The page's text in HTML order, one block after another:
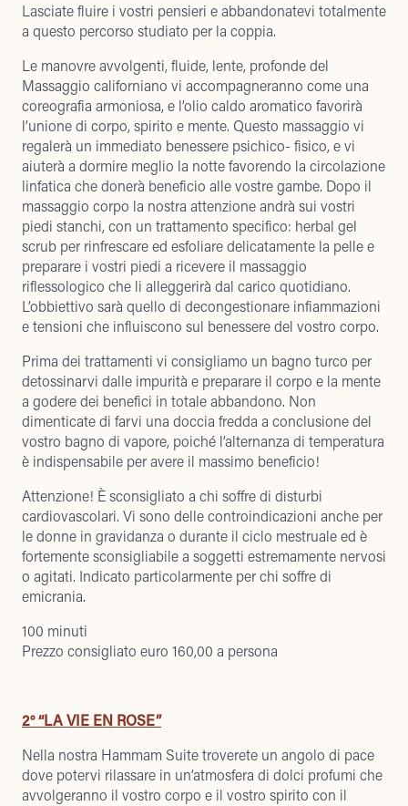
Lasciate fluire i vostri pensieri e abbandonatevi totalmente
a questo percorso studiato per la coppia.
Le manovre avvolgenti, fluide, lente, profonde del
Massaggio californiano vi accompagneranno come una
coreografia armoniosa, e l’olio caldo aromatico favorirà
l’unione di corpo, spirito e mente. Questo massaggio vi
regalerà un immediato benessere psichico- fisico, e vi
aiuterà a dormire meglio la notte favorendo la circolazione
linfatica che donerà beneficio alle vostre gambe. Dopo il
massaggio corpo la nostra attenzione andrà sui vostri
piedi stanchi, con un trattamento specifico: herbal gel
scrub per rinfrescare ed esfoliare delicatamente la pelle e
preparare i vostri piedi a ricevere il massaggio
riflessologico che li alleggerirà dal carico quotidiano.
L’obbiettivo sarà quello di decongestionare infiammazioni
e tensioni che influiscono sul benessere del vostro corpo.
Prima dei trattamenti vi consigliamo un bagno turco per
detossinarvi dalle impurità e preparare il corpo e la mente
a godere dei benefici in totale abbandono. Non
dimenticate di farvi una doccia fredda a conclusione del
vostro bagno di vapore, poiché l’alternanza di temperatura
è indispensabile per avere il massimo beneficio!
Attenzione! È sconsigliato a chi soffre di disturbi
cardiovascolari. Vi sono delle controindicazioni anche per
le donne in gravidanza o durante il ciclo mestruale ed è
fortemente sconsigliabile a soggetti estremamente nervosi
o agitati. Indicato particolarmente per chi soffre di
emicrania.
100 minuti
Prezzo consigliato euro 160,00 a persona
2° “LA VIE EN ROSE”
Nella nostra Hammam Suite troverete un angolo di pace
dove potervi rilassare in un’atmosfera di dolci profumi che
avvolgeranno il vostro corpo e il vostro spirito con il